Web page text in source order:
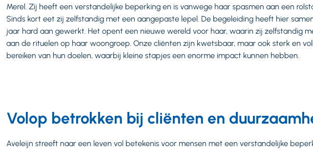
Merel. Zij heeft een verstandelijke beperking en is vanwege haar spasmen aan een
Sinds kort eet zij zelfstandig met een aangepaste lepel. De begeleiding heeft hier
jaar hard aan gewerkt. Het opent een nieuwe wereld voor haar, waarin zij zelfstandig
aan de rituelen op haar woongroep. Onze cliënten zijn kwetsbaar, maar ook sterk en
bereiken van hun doelen, waarbij kleine stapjes een enorme impact kunnen hebben.
Volop betrokken bij cliënten en
Aveleijn streeft naar een leven vol betekenis voor mensen met een verstandelijke